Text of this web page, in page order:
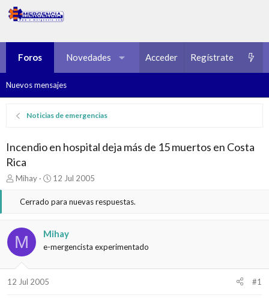
Foros Novedades Multimedia Recursos
Acceder Regístrate
Nuevos mensajes
Noticias de emergencias
Incendio en hospital deja más de 15 muertos en Costa
Rica
I
a
d
o
e
Mihay
F
c
d
12 Jul 2005
Cerrado para nuevas respuestas.
M Mihay
e-mergencista experimentado
12 Jul 2005 #1